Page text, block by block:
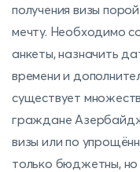
получения визы
мечту. Необходимо
анкеты, назначить
времени и
существует
граждане
визы или по
только бюджетны,